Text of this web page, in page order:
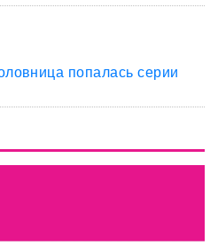
попалась серии